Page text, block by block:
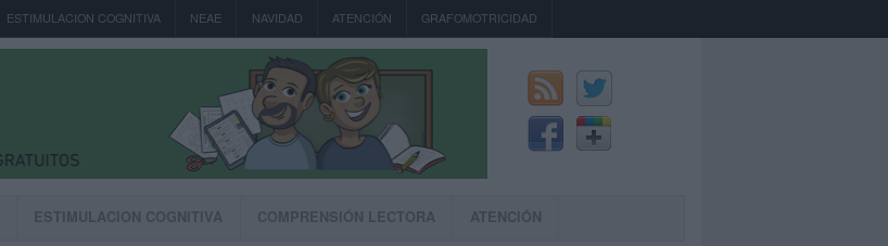
ESTIMULACION COGNITIVA NEAE NAVIDAD ATENCIÓN GRAFOMOTRICIDAD
ESTIMULACION COGNITIVA COMPRENSIÓN LECTORA ATENCIÓN